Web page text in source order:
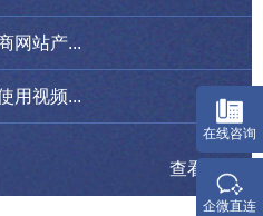
网站产...
用视频...
查看更多